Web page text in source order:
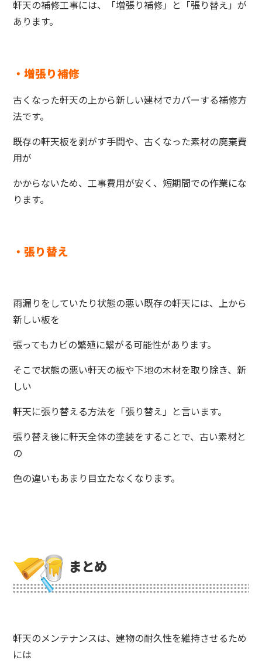
軒天の補修工事には、「増張り補修」と「張り替え」が
あります。
・増張り補修
古くなった軒天の上から新しい建材でカバーする補修方
法です。
既存の軒天板を剥がす手間や、古くなった素材の廃棄費
用が
かからないため、工事費用が安く、短期間での作業にな
ります。
・張り替え
雨漏りをしていたり状態の悪い既存の軒天には、上から
新しい板を
張ってもカビの繁殖に繋がる可能性があります。
そこで状態の悪い軒天の板や下地の木材を取り除き、新
しい
軒天に張り替える方法を「張り替え」と言います。
張り替え後に軒天全体の塗装をすることで、古い素材と
の
色の違いもあまり目立たなくなります。
まとめ
軒天のメンテナンスは、建物の耐久性を維持させるため
には